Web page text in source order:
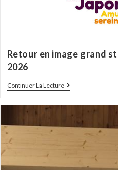
Retour en image grand
2026
Continuer La Lecture